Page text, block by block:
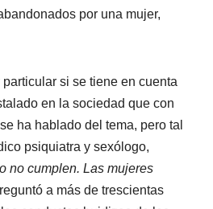
por una mujer,
si se tiene en cuenta
en la sociedad que con
ha hablado del tema, pero tal
psiquiatra y sexólogo,
no cumplen. Las mujeres
a más de trescientas